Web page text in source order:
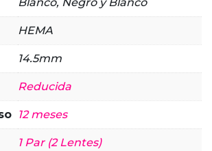
HEMA
14.5mm
Reducida
12 meses
1 Par (2 Lentes)